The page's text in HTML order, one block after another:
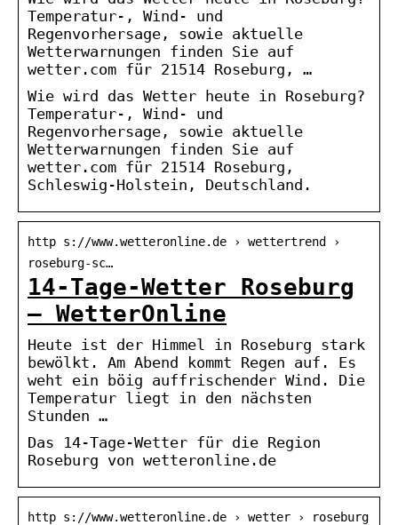
Temperatur-, Wind- und
Regenvorhersage, sowie aktuelle
Wetterwarnungen finden Sie auf
wetter.com für 21514 Roseburg, …
Wie wird das Wetter heute in Roseburg?
Temperatur-, Wind- und
Regenvorhersage, sowie aktuelle
Wetterwarnungen finden Sie auf
wetter.com für 21514 Roseburg,
Schleswig-Holstein, Deutschland.
http s://www.wetteronline.de › wettertrend ›
roseburg-sc…
14-Tage-Wetter Roseburg
– WetterOnline
Heute ist der Himmel in Roseburg stark
bewölkt. Am Abend kommt Regen auf. Es
weht ein böig auffrischender Wind. Die
Temperatur liegt in den nächsten
Stunden …
Das 14-Tage-Wetter für die Region
Roseburg von wetteronline.de
http s://www.wetteronline.de › wetter › roseburg